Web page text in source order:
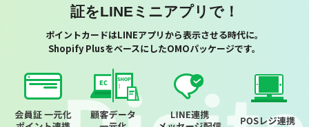
証をLINEミニアプリで！
ポイントカードはLINEアプリから表示させる時代に。
Shopify PlusをベースにしたOMOパッケージです。